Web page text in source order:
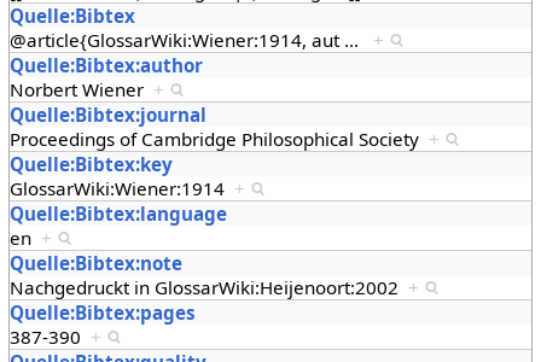
Quelle:Bibtex
@article{GlossarWiki:Wiener:1914, aut…
+
Quelle:Bibtex:author
Norbert Wiener +
Quelle:Bibtex:journal
Proceedings of Cambridge Philosophical Society +
Quelle:Bibtex:key
GlossarWiki:Wiener:1914 +
Quelle:Bibtex:language
en +
Quelle:Bibtex:note
Nachgedruckt in GlossarWiki:Heijenoort:2002 +
Quelle:Bibtex:pages
387-390 +